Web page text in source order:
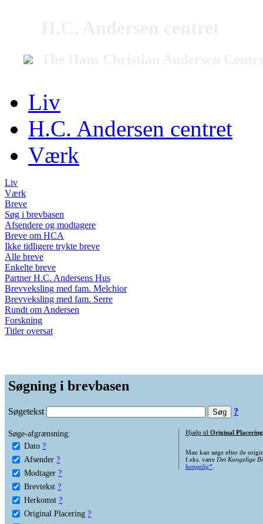
Liv
H.C. Andersen centret
Værk
Liv
Værk
Breve
Søg i brevbasen
Afsendere og modtagere
Breve om HCA
Ikke tidligere trykte breve
Alle breve
Enkelte breve
Partner H.C. Andersens Hus
Brevveksling med fam. Melchior
Brevveksling med fam. Serre
Rundt om Andersen
Forskning
Titler oversat
Søgning i brevbasen
Søgetekst ?
Søge-afgrænsning:
Dato ?
Afsender ?
Modtager ?
Brevtekst ?
Herkomst ?
Original Placering ?
Hjælp til Original Placering
Man kan søge efter de
f.eks. være Det Kongelige
kongelig*.